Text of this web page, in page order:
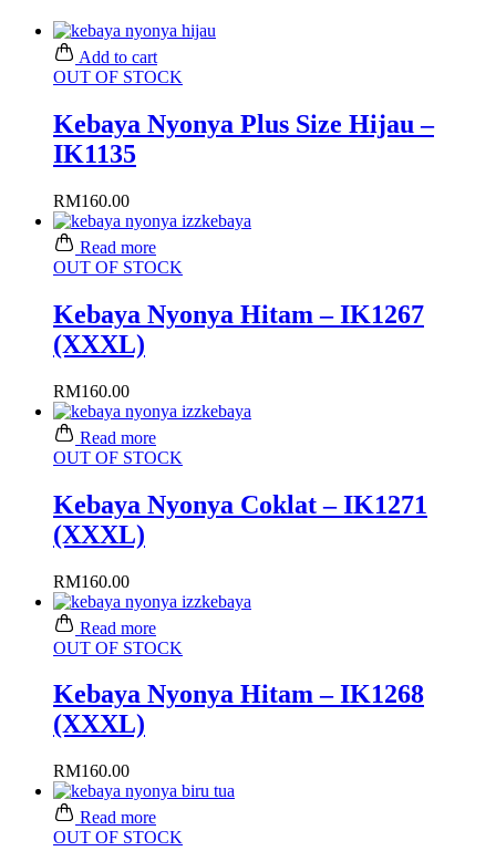
Add to cart
OUT OF STOCK
Kebaya Nyonya Plus Size Hijau –
IK1135
RM160.00
Read more
OUT OF STOCK
Kebaya Nyonya Hitam – IK1267
(XXXL)
RM160.00
Read more
OUT OF STOCK
Kebaya Nyonya Coklat – IK1271
(XXXL)
RM160.00
Read more
OUT OF STOCK
Kebaya Nyonya Hitam – IK1268
(XXXL)
RM160.00
Read more
OUT OF STOCK